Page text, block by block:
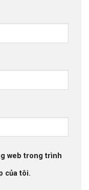
web trong trình
của tôi.